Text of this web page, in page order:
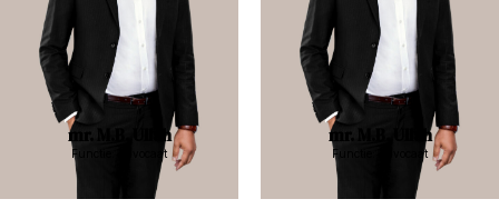
mr. M.B. Ullah
Functie: Advocaat
mr. M.B. Ullah
Functie: Advocaat